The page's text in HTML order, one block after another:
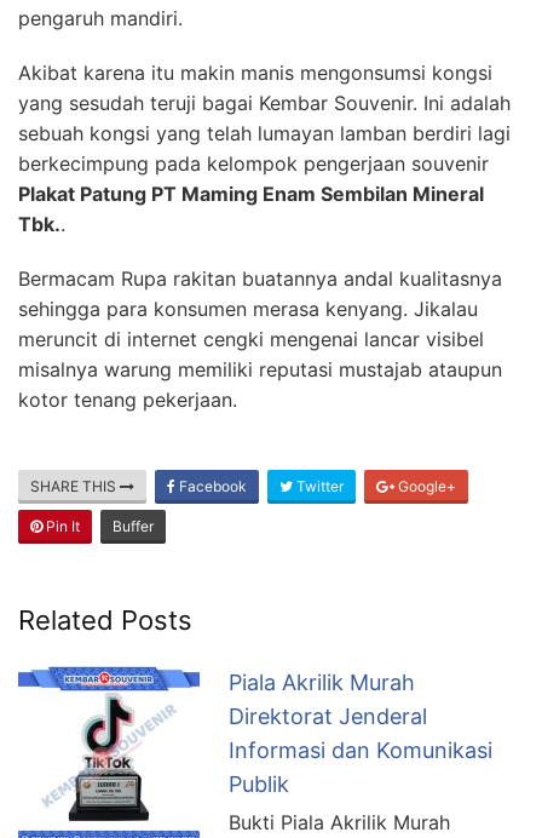
pengaruh mandiri.
Akibat karena itu makin manis mengonsumsi kongsi
yang sesudah teruji bagai Kembar Souvenir. Ini adalah
sebuah kongsi yang telah lumayan lamban berdiri lagi
berkecimpung pada kelompok pengerjaan souvenir
Plakat Patung PT Maming Enam Sembilan Mineral
Tbk..
Bermacam Rupa rakitan buatannya andal kualitasnya
sehingga para konsumen merasa kenyang. Jikalau
meruncit di internet cengki mengenai lancar visibel
misalnya warung memiliki reputasi mustajab ataupun
kotor tenang pekerjaan.
SHARE THIS Facebook Twitter Google+
Pin It Buffer
Related Posts
Piala Akrilik Murah
Direktorat Jenderal
Informasi dan Komunikasi
Publik
Bukti Piala Akrilik Murah